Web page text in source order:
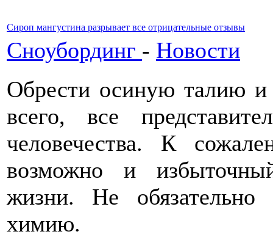
Сироп мангустина разрывает все отрицательные отзывы
Сноубординг - Новости
Обрести осиную талию и
всего, все
человечества. К
возможно и
жизни. Не
химию.